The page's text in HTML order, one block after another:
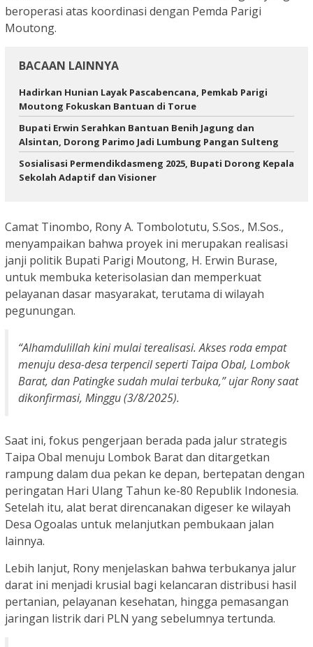
beroperasi atas koordinasi dengan Pemda Parigi
Moutong.
BACAAN LAINNYA
Hadirkan Hunian Layak Pascabencana, Pemkab Parigi
Moutong Fokuskan Bantuan di Torue
Bupati Erwin Serahkan Bantuan Benih Jagung dan
Alsintan, Dorong Parimo Jadi Lumbung Pangan Sulteng
Sosialisasi Permendikdasmeng 2025, Bupati Dorong Kepala
Sekolah Adaptif dan Visioner
Camat Tinombo, Rony A. Tombolotutu, S.Sos., M.Sos.,
menyampaikan bahwa proyek ini merupakan realisasi
janji politik Bupati Parigi Moutong, H. Erwin Burase,
untuk membuka keterisolasian dan memperkuat
pelayanan dasar masyarakat, terutama di wilayah
pegunungan.
“Alhamdulillah kini mulai terealisasi. Akses roda empat
menuju desa-desa terpencil seperti Taipa Obal, Lombok
Barat, dan Patingke sudah mulai terbuka,” ujar Rony saat
dikonfirmasi, Minggu (3/8/2025).
Saat ini, fokus pengerjaan berada pada jalur strategis
Taipa Obal menuju Lombok Barat dan ditargetkan
rampung dalam dua pekan ke depan, bertepatan dengan
peringatan Hari Ulang Tahun ke-80 Republik Indonesia.
Setelah itu, alat berat direncanakan digeser ke wilayah
Desa Ogoalas untuk melanjutkan pembukaan jalan
lainnya.
Lebih lanjut, Rony menjelaskan bahwa terbukanya jalur
darat ini menjadi krusial bagi kelancaran distribusi hasil
pertanian, pelayanan kesehatan, hingga pemasangan
jaringan listrik dari PLN yang sebelumnya tertunda.